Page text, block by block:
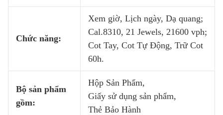
Chức năng:
Xem giờ, Lịch ngày, Dạ quang;
Cal.8310, 21 Jewels, 21600 vph;
Cot Tay, Cot Tự Động, Trữ Cot
60h.
Bộ sản phẩm
gồm:
Hộp Sản Phẩm,
Giấy sử dụng sản phẩm,
Thẻ Bảo Hành